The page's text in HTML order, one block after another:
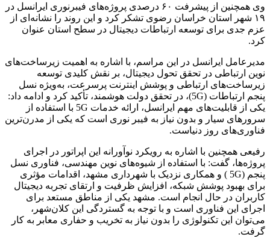
وی همچنین از پیشرفت ۶۰ درصدی پروژه‌های فیبرنوری ایرانسل در
۱۹ شهر استان خراسان رضوی تشکر کرد و این روند را نشانه‌ای از
عزم جدی برای توسعه ارتباطات دیجیتال در سطح استان عنوان
کرد.
مدیرعامل ایرانسل در این مراسم، با اشاره به اهمیت زیرساخت‌های
نوین ارتباطی در تحقق تحول دیجیتال، بر نقش کلیدی توسعه
زیرساخت‌های ارتباطی و پوشش اینترنت پرسرعت، به‌ویژه نسل
پنجم ارتباطات (5G)، در تحقق دولت هوشمند، تأکید کرد و ادامه داد:
یکی از قابلیت‌های مهم ایرانسل، ارائه خدمات 5G با استفاده از
سرورهای سیار و بدون نیاز به فیبر نوری است که یکی از مدرن‌ترین
فناوری‌های روز دنیاست.
رفیعی همچنین با اشاره به رویکرد نوآورانه این اپراتور در اجرای
پروژه‌ها، گفت: با استفاده از شیوه‌های نوین مهندسی، فناوری نسل
پنجم (5G ) و همکاری نزدیک با شهرداری مشهد، اقدامات مؤثری
برای بهبود پوشش شبکه، افزایش ظرفیت و ارتقای تجربه دیجیتال
کاربران در حال انجام است. مشهد یکی از مناطق مستعد برای
اجرای این فناوری است و با توجه به گستردگی این کلان‌شهر،
می‌توان این تکنولوژی را بدون نیاز به تخریب و حفاری معابر به کار
گرفت.